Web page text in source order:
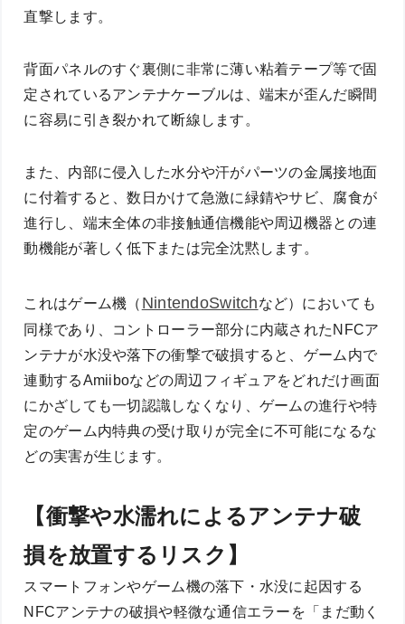
直撃します。
背面パネルのすぐ裏側に非常に薄い粘着テープ等で固
定されているアンテナケーブルは、端末が歪んだ瞬間
に容易に引き裂かれて断線します。
また、内部に侵入した水分や汗がパーツの金属接地面
に付着すると、数日かけて急激に緑錆やサビ、腐食が
進行し、端末全体の非接触通信機能や周辺機器との連
動機能が著しく低下または完全沈黙します。
これはゲーム機（ NintendoSwitchなど）においても
同様であり、コントローラー部分に内蔵されたNFCア
ンテナが水没や落下の衝撃で破損すると、ゲーム内で
連動するAmiiboなどの周辺フィギュアをどれだけ画面
にかざしても一切認識しなくなり、ゲームの進行や特
定のゲーム内特典の受け取りが完全に不可能になるな
どの実害が生じます。
【衝撃や水濡れによるアンテナ破
損を放置するリスク】
スマートフォンやゲーム機の落下・水没に起因する
NFCアンテナの破損や軽微な通信エラーを「まだ動く